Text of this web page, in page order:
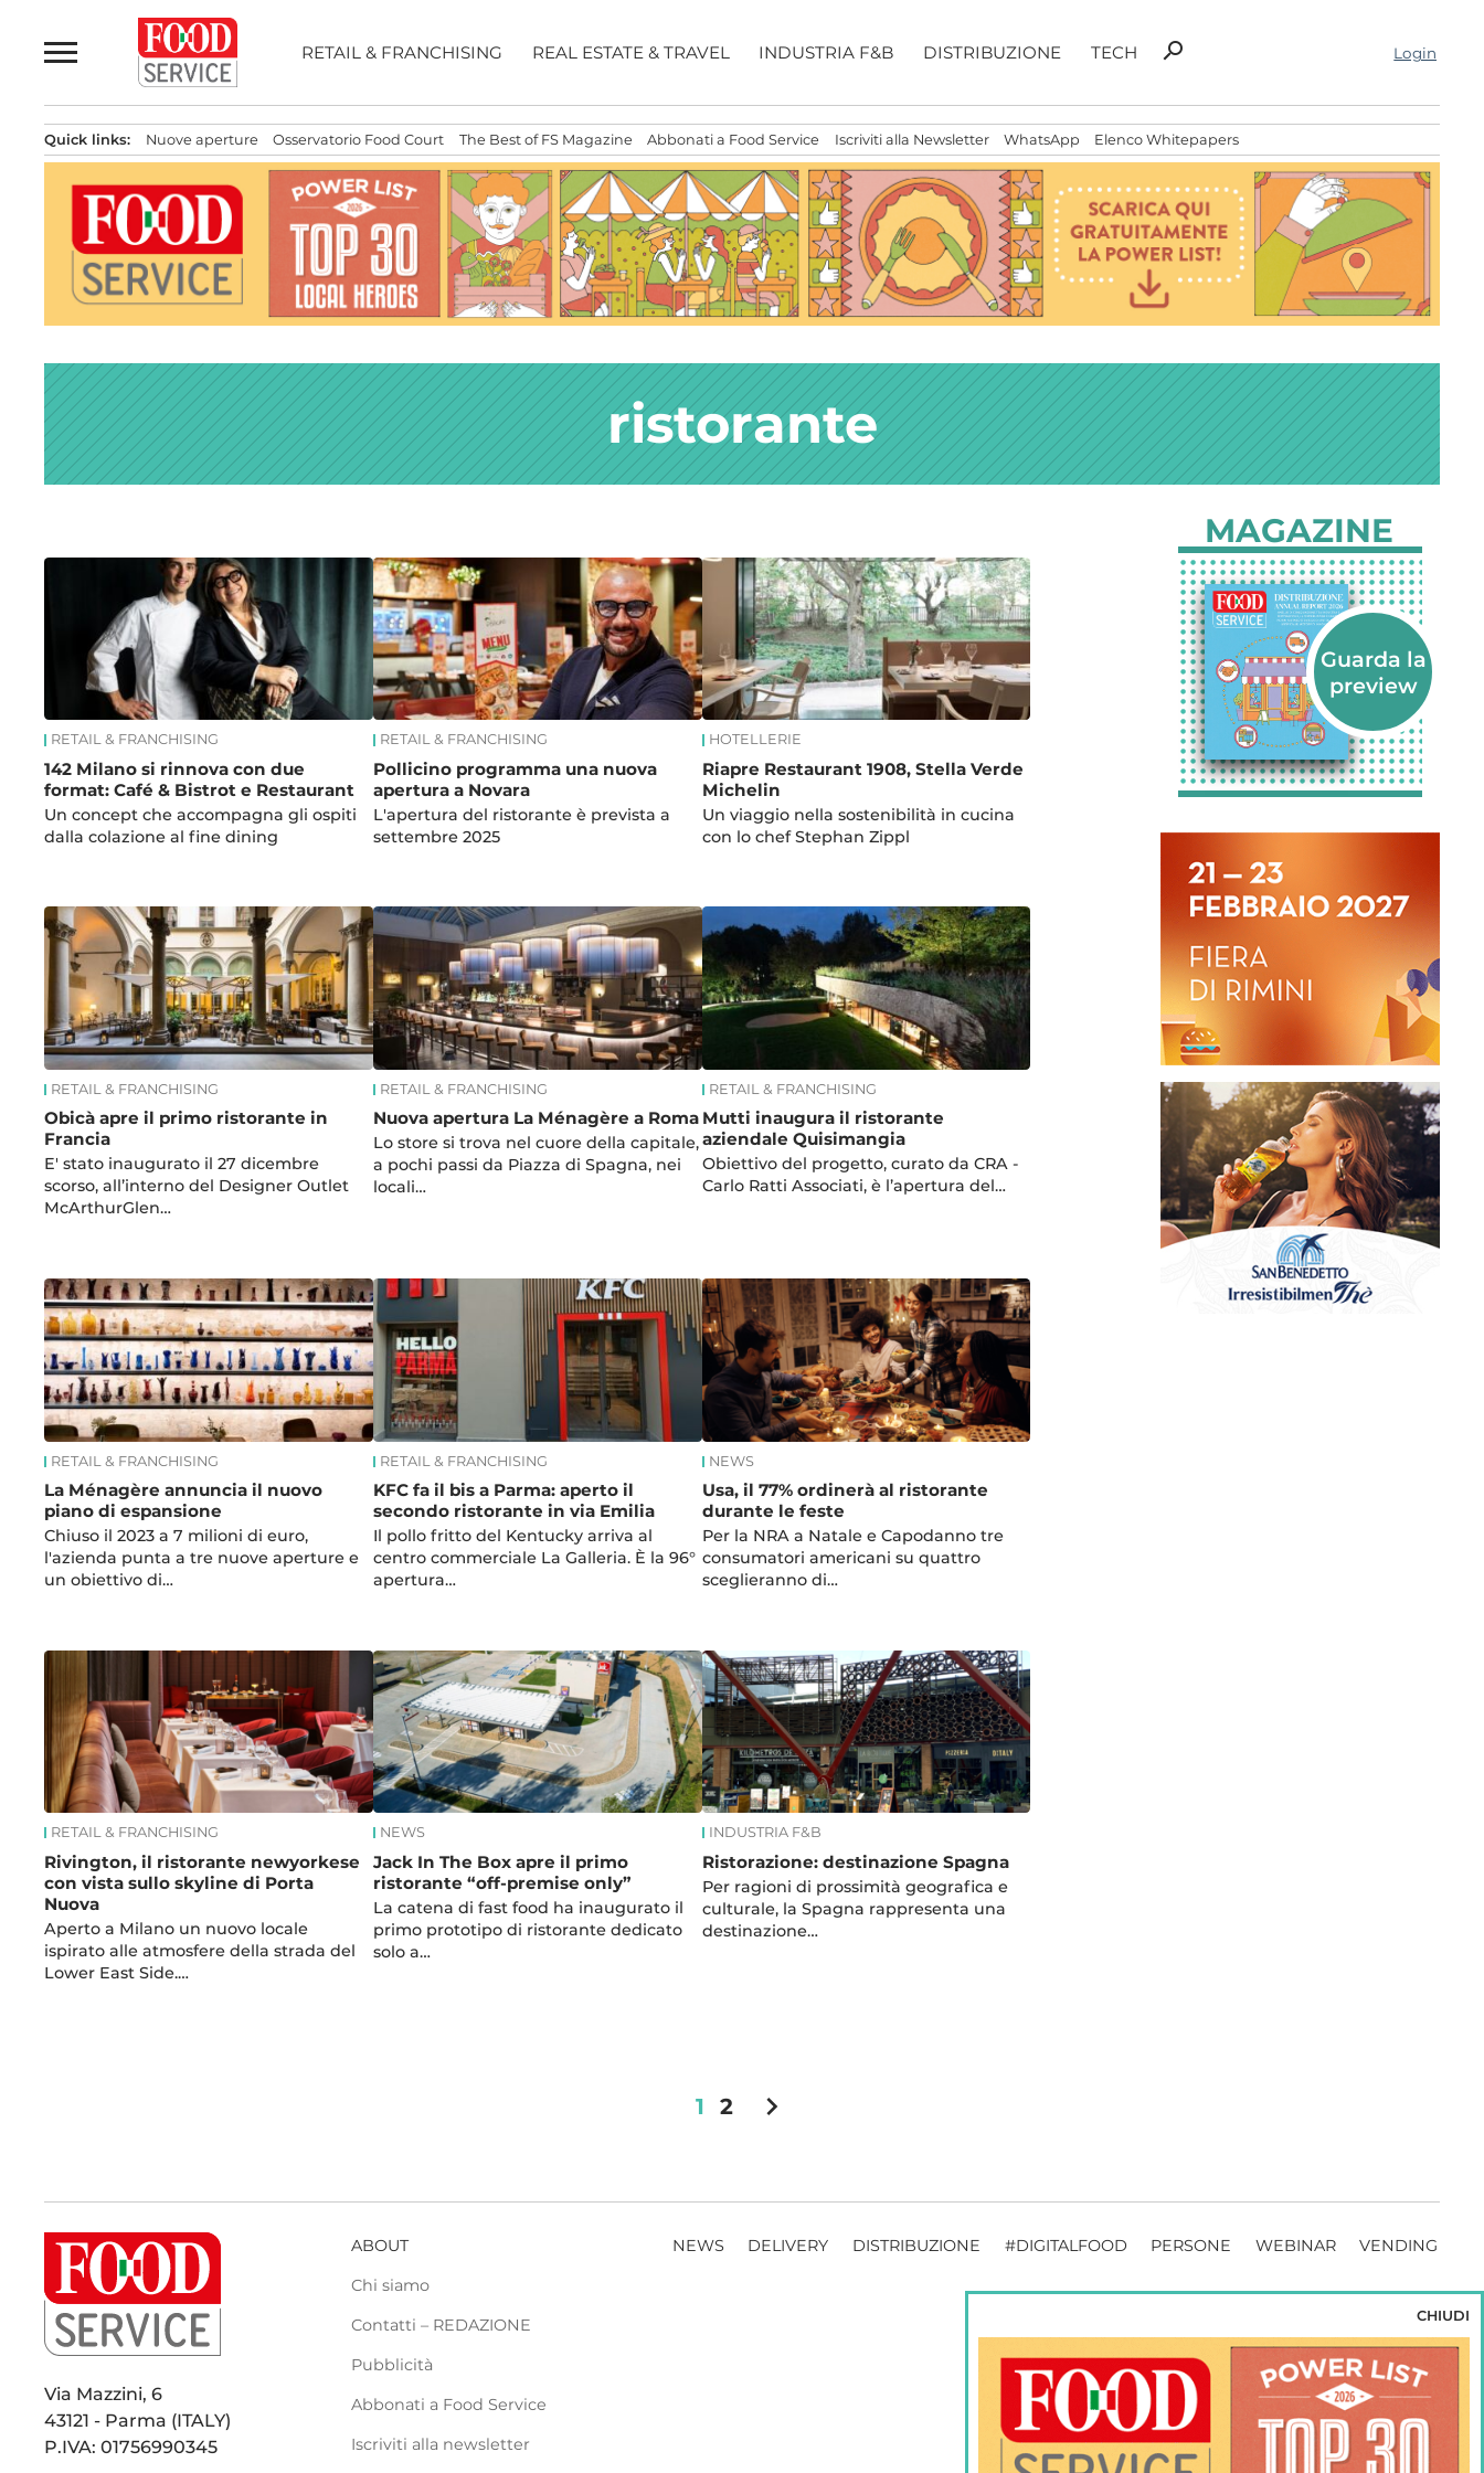
al
contenuto
RETAIL & FRANCHISING REAL ESTATE & TRAVEL INDUSTRIA F&B DISTRIBUZIONE TECH
Ricerca
search Login
Quick links: Nuove aperture Osservatorio Food Court The Best of FS Magazine Abbonati a Food Service Iscriviti alla Newsletter WhatsApp Elenco Whitepapers
ristorante
News
RETAIL & FRANCHISING
142 Milano si rinnova con due
format: Café & Bistrot e Restaurant
Un concept che accompagna gli ospiti
dalla colazione al fine dining
RETAIL & FRANCHISING
Pollicino programma una nuova
apertura a Novara
L'apertura del ristorante è prevista a
settembre 2025
HOTELLERIE
Riapre Restaurant 1908, Stella Verde
Michelin
Un viaggio nella sostenibilità in cucina
con lo chef Stephan Zippl
RETAIL & FRANCHISING
Obicà apre il primo ristorante in
Francia
E' stato inaugurato il 27 dicembre
scorso, all’interno del Designer Outlet
McArthurGlen…
RETAIL & FRANCHISING
Nuova apertura La Ménagère a Roma
Lo store si trova nel cuore della capitale,
a pochi passi da Piazza di Spagna, nei
locali…
RETAIL & FRANCHISING
Mutti inaugura il ristorante
aziendale Quisimangia
Obiettivo del progetto, curato da CRA -
Carlo Ratti Associati, è l’apertura del…
RETAIL & FRANCHISING
La Ménagère annuncia il nuovo
piano di espansione
Chiuso il 2023 a 7 milioni di euro,
l'azienda punta a tre nuove aperture e
un obiettivo di…
RETAIL & FRANCHISING
KFC fa il bis a Parma: aperto il
secondo ristorante in via Emilia
Il pollo fritto del Kentucky arriva al
centro commerciale La Galleria. È la 96°
apertura…
NEWS
Usa, il 77% ordinerà al ristorante
durante le feste
Per la NRA a Natale e Capodanno tre
consumatori americani su quattro
sceglieranno di…
RETAIL & FRANCHISING
Rivington, il ristorante newyorkese
con vista sullo skyline di Porta
Nuova
Aperto a Milano un nuovo locale
ispirato alle atmosfere della strada del
Lower East Side.…
NEWS
Jack In The Box apre il primo
ristorante “off-premise only”
La catena di fast food ha inaugurato il
primo prototipo di ristorante dedicato
solo a…
INDUSTRIA F&B
Ristorazione: destinazione Spagna
Per ragioni di prossimità geografica e
culturale, la Spagna rappresenta una
destinazione…
MAGAZINE
1 2 chevron_right
Via Mazzini, 6
43121 - Parma (ITALY)
P.IVA: 01756990345
ABOUT
Chi siamo
Contatti – REDAZIONE
Pubblicità
Abbonati a Food Service
Iscriviti alla newsletter
NEWS DELIVERY DISTRIBUZIONE #DIGITALFOOD PERSONE WEBINAR VENDING
CHIUDI